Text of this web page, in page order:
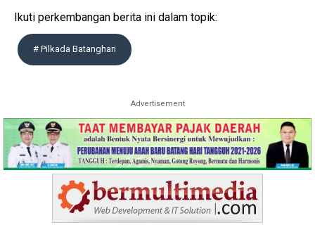
Ikuti perkembangan berita ini dalam topik:
# Pilkada Batanghari
Advertisement